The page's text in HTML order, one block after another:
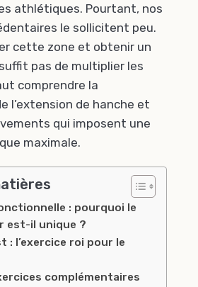
athlétiques. Pourtant, nos
le sollicitent peu.
cette zone et obtenir un
pas de multiplier les
comprendre la
l’extension de hanche et
qui imposent une
maximale.
: pourquoi le
est-il unique ?
: l’exercice roi pour le
complémentaires